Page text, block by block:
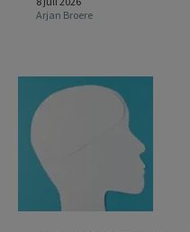
Arjan Broere